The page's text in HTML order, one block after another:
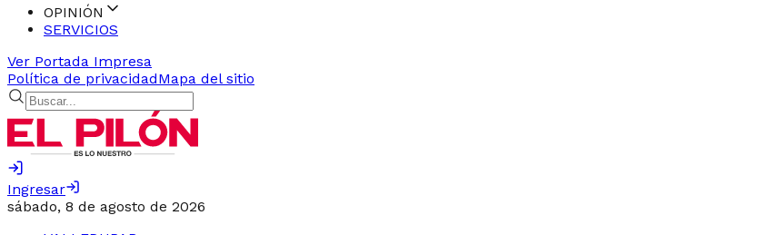
OPINIÓN
SERVICIOS
Ver Portada Impresa
Política de privacidadMapa del sitio
Ingresar
sábado, 8 de agosto de 2026